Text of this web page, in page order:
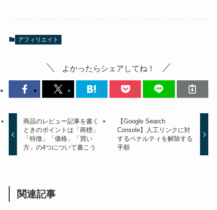
アフィリエイト
よかったらシェアしてね！
商品のレビュー記事を書く
ときのポイントは「商標」
「特徴」「価格」「買い
方」の4つについて書こう
【Google Search
Console】人工リンクに対
するペナルティを解除する
手順
関連記事